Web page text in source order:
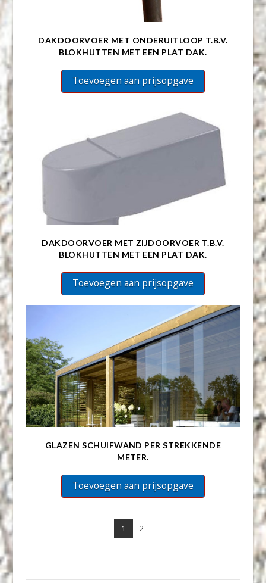
DAKDOORVOER MET ONDERUITLOOP T.B.V.
BLOKHUTTEN MET EEN PLAT DAK.
Toevoegen aan prijsopgave
DAKDOORVOER MET ZIJDOORVOER T.B.V.
BLOKHUTTEN MET EEN PLAT DAK.
Toevoegen aan prijsopgave
GLAZEN SCHUIFWAND PER STREKKENDE
METER.
Toevoegen aan prijsopgave
1 2